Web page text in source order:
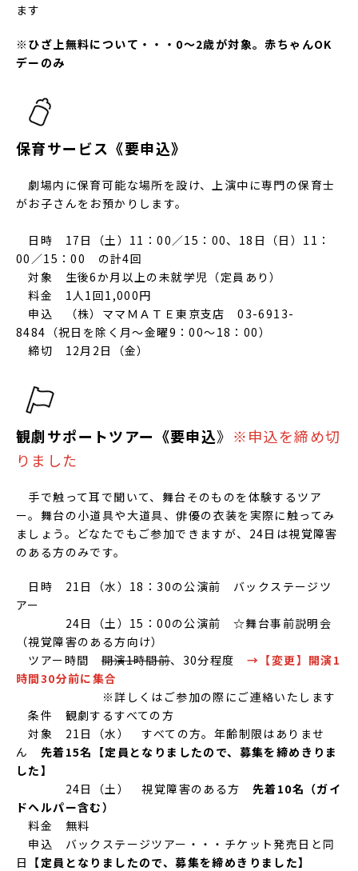
ます
※ひざ上無料について・・・0～2歳が対象。赤ちゃんOK
デーのみ
保育サービス《要申込》
劇場内に保育可能な場所を設け、上演中に専門の保育士
がお子さんをお預かりします。
日時 17日（土）11：00／15：00、18日（日）11：
00／15：00 の計4回
対象 生後6か月以上の未就学児（定員あり）
料金 1人1回1,000円
申込 （株）ママＭＡＴＥ東京支店 03-6913-
8484（祝日を除く月～金曜9：00～18：00）
締切 12月2日（金）
観劇サポートツアー《要申込》 ※申込を締め切
りました
手で触って耳で聞いて、舞台そのものを体験するツア
ー。舞台の小道具や大道具、俳優の衣装を実際に触ってみ
ましょう。どなたでもご参加できますが、24日は視覚障害
のある方のみです。
日時 21日（水）18：30の公演前 バックステージツ
アー
24日（土）15：00の公演前 ☆舞台事前説明会
（視覚障害のある方向け）
ツアー時間開演1時間前、30分程度→【変更】開演1
時間30分前に集合
※詳しくはご参加の際にご連絡いたします
条件 観劇するすべての方
対象 21日（水） すべての方。年齢制限はありませ
ん 先着15名【定員となりましたので、募集を締めきりま
した】
24日（土） 視覚障害のある方 先着10名（ガイ
ドヘルパー含む）
料金 無料
申込 バックステージツアー・・・チケット発売日と同
日 【定員となりましたので、募集を締めきりました】